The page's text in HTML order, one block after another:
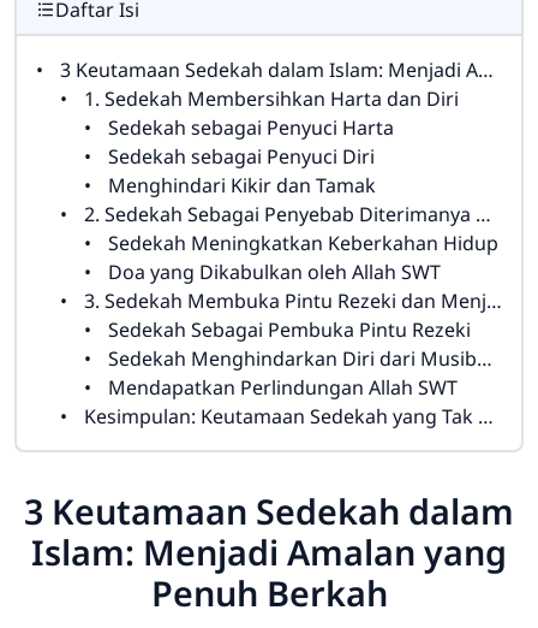
Daftar Isi
3 Keutamaan Sedekah dalam Islam: Menjadi Amalan yang Penuh Berkah
1. Sedekah Membersihkan Harta dan Diri
Sedekah sebagai Penyuci Harta
Sedekah sebagai Penyuci Diri
Menghindari Kikir dan Tamak
2. Sedekah Sebagai Penyebab Diterimanya Doa dan Pahala Berlipat Ganda
Sedekah Meningkatkan Keberkahan Hidup
Doa yang Dikabulkan oleh Allah SWT
3. Sedekah Membuka Pintu Rezeki dan Menjauhkan Diri dari Bala
Sedekah Sebagai Pembuka Pintu Rezeki
Sedekah Menghindarkan Diri dari Musibah dan Bala
Mendapatkan Perlindungan Allah SWT
Kesimpulan: Keutamaan Sedekah yang Tak Terhingga
3 Keutamaan Sedekah dalam
Islam: Menjadi Amalan yang
Penuh Berkah